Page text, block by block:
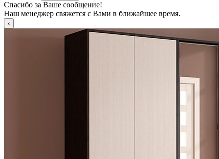
Спасибо за Ваше сообщение!
Наш менеджер свяжется с Вами в ближайшее время.